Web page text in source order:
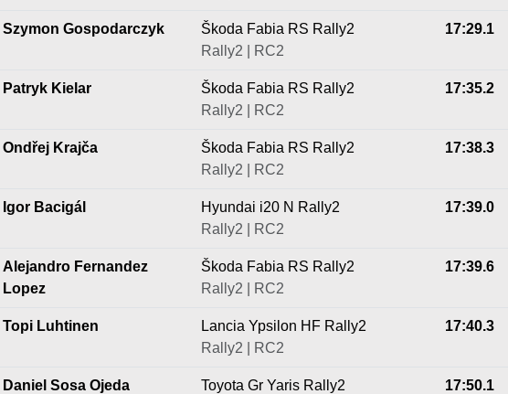
Szymon Gospodarczyk
Škoda Fabia RS Rally2
Rally2 | RC2
17:29.1
Patryk Kielar
Škoda Fabia RS Rally2
Rally2 | RC2
17:35.2
Ondřej Krajča
Škoda Fabia RS Rally2
Rally2 | RC2
17:38.3
Igor Bacigál
Hyundai i20 N Rally2
Rally2 | RC2
17:39.0
Alejandro Fernandez
Lopez
Škoda Fabia RS Rally2
Rally2 | RC2
17:39.6
Topi Luhtinen
Lancia Ypsilon HF Rally2
Rally2 | RC2
17:40.3
Daniel Sosa Ojeda
Toyota Gr Yaris Rally2
17:50.1